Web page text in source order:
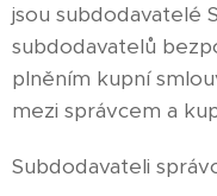
jsou subdodavatelé
subdodavatelů
plněním kupní
mezi správcem a
Subdodavateli